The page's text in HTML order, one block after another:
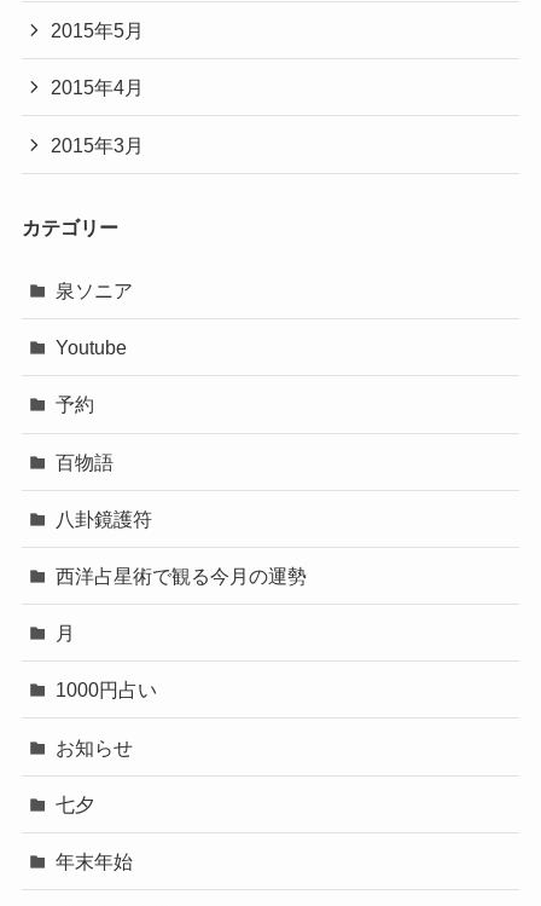
2015年5月
2015年4月
2015年3月
カテゴリー
泉ソニア
Youtube
予約
百物語
八卦鏡護符
西洋占星術で観る今月の運勢
月
1000円占い
お知らせ
七夕
年末年始